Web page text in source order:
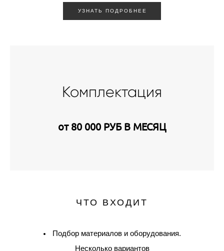
УЗНАТЬ ПОДРОБНЕЕ
Комплектация
от 80 000 РУБ В МЕСЯЦ
ЧТО ВХОДИТ
Подбор материалов и оборудования.
Несколько вариантов